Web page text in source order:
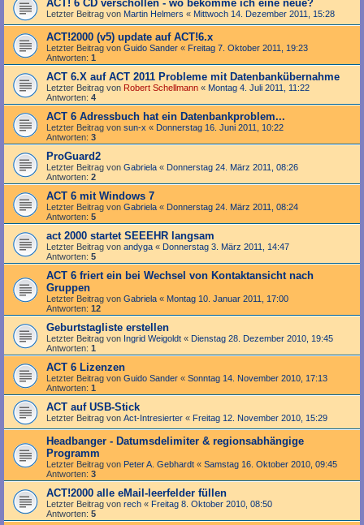
ACT! 6 CD verschollen - wo bekomme ich eine neue?
Letzter Beitrag von Martin Helmers « Mittwoch 14. Dezember 2011, 15:28
ACT!2000 (v5) update auf ACT!6.x
Letzter Beitrag von Guido Sander « Freitag 7. Oktober 2011, 19:23
Antworten: 1
ACT 6.X auf ACT 2011 Probleme mit Datenbankübernahme
Letzter Beitrag von Robert Schellmann « Montag 4. Juli 2011, 11:22
Antworten: 4
ACT 6 Adressbuch hat ein Datenbankproblem...
Letzter Beitrag von sun-x « Donnerstag 16. Juni 2011, 10:22
Antworten: 3
ProGuard2
Letzter Beitrag von Gabriela « Donnerstag 24. März 2011, 08:26
Antworten: 2
ACT 6 mit Windows 7
Letzter Beitrag von Gabriela « Donnerstag 24. März 2011, 08:24
Antworten: 5
act 2000 startet SEEEHR langsam
Letzter Beitrag von andyga « Donnerstag 3. März 2011, 14:47
Antworten: 5
ACT 6 friert ein bei Wechsel von Kontaktansicht nach
Gruppen
Letzter Beitrag von Gabriela « Montag 10. Januar 2011, 17:00
Antworten: 12
Geburtstagliste erstellen
Letzter Beitrag von Ingrid Weigoldt « Dienstag 28. Dezember 2010, 19:45
Antworten: 1
ACT 6 Lizenzen
Letzter Beitrag von Guido Sander « Sonntag 14. November 2010, 17:13
Antworten: 1
ACT auf USB-Stick
Letzter Beitrag von Act-Intresierter « Freitag 12. November 2010, 15:29
Headbanger - Datumsdelimiter & regionsabhängige
Programm
Letzter Beitrag von Peter A. Gebhardt « Samstag 16. Oktober 2010, 09:45
Antworten: 3
ACT!2000 alle eMail-leerfelder füllen
Letzter Beitrag von rech « Freitag 8. Oktober 2010, 08:50
Antworten: 5